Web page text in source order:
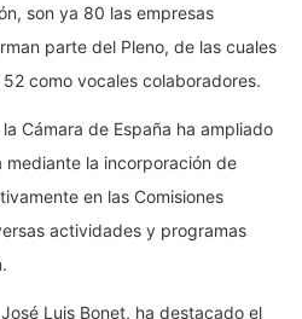
son ya 80 las empresas
parte del Pleno, de las cuales
como vocales colaboradores.
Cámara de España ha ampliado
la incorporación de
en las Comisiones
actividades y programas
Luis Bonet, ha destacado el